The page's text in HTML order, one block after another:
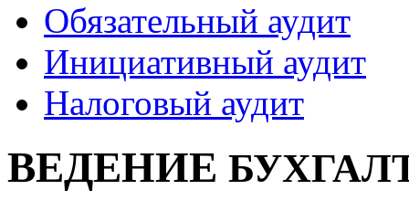
Обязательный аудит
Инициативный аудит
Налоговый аудит
ВЕДЕНИЕ